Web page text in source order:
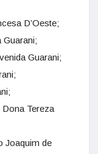
D’Oeste;
Guarani;
Guarani;
Tereza
Joaquim de